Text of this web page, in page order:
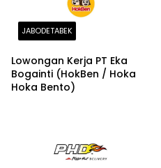
JABODETABEK
Lowongan Kerja PT Eka
Bogainti (HokBen / Hoka
Hoka Bento)